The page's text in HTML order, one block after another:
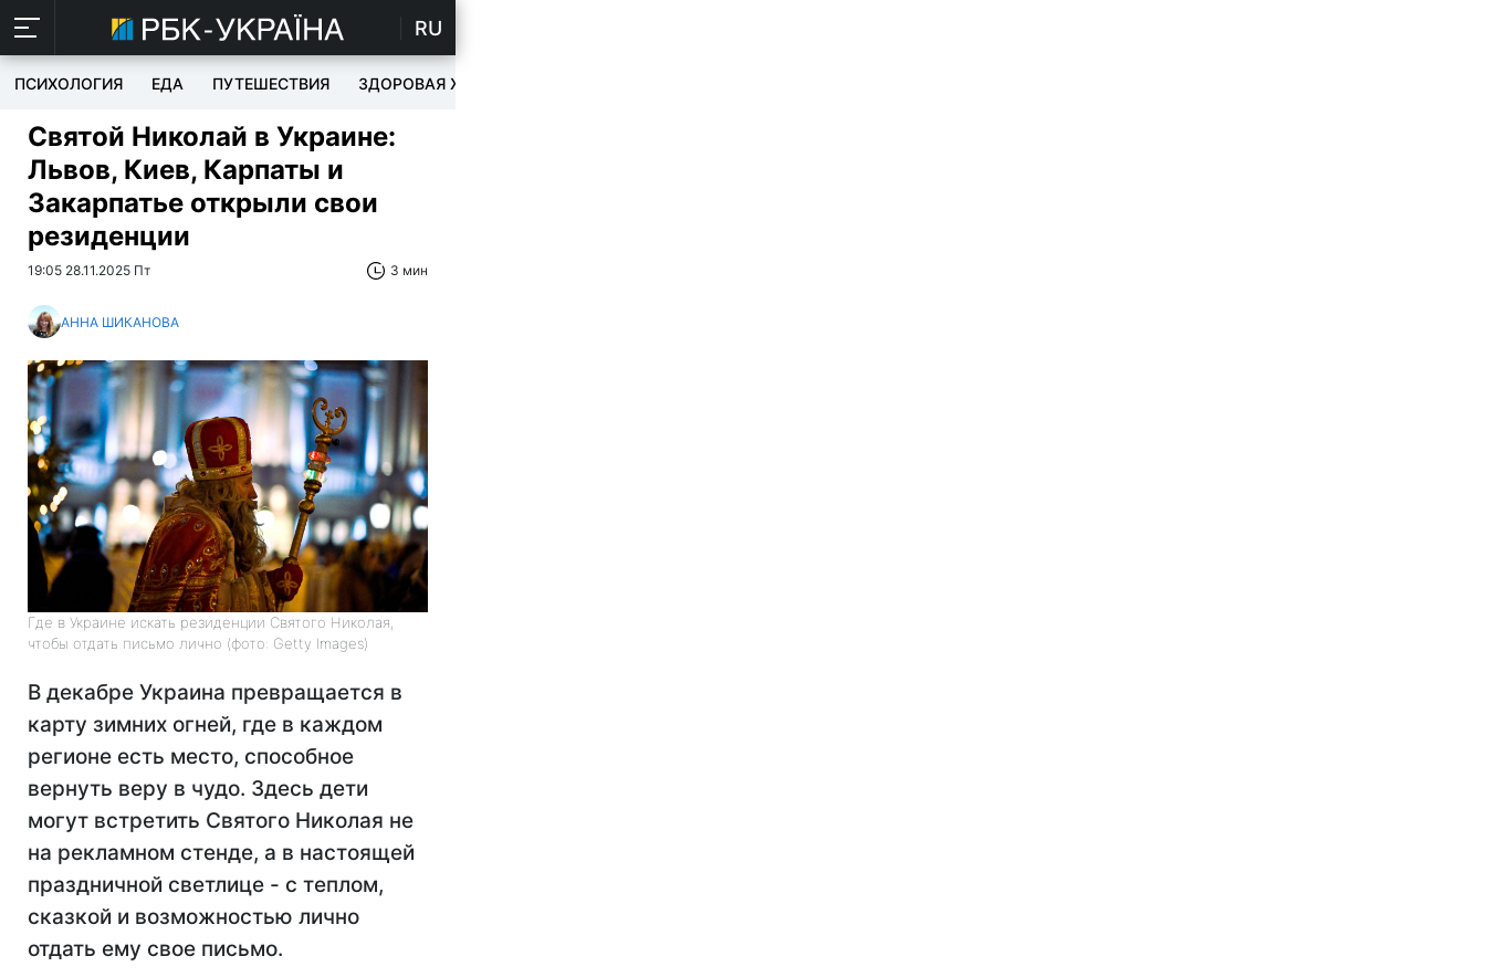
RU
ПСИХОЛОГИЯ ЕДА ПУТЕШЕСТВИЯ ЗДОРОВАЯ ЖИЗНЬ
Святой Николай в Украине:
Львов, Киев, Карпаты и
Закарпатье открыли свои
резиденции
19:05 28.11.2025 Пт 3 мин
АННА ШИКАНОВА
Где в Украине искать резиденции Святого Николая,
чтобы отдать письмо лично (фото: Getty Images)
В декабре Украина превращается в
карту зимних огней, где в каждом
регионе есть место, способное
вернуть веру в чудо. Здесь дети
могут встретить Святого Николая не
на рекламном стенде, а в настоящей
праздничной светлице - с теплом,
сказкой и возможностью лично
отдать ему свое письмо.